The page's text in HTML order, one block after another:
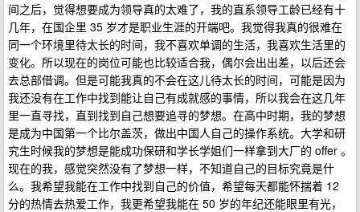
间之后，觉得想要成为领导真的太难了，我的直系领导工龄已经有十
几年，在国企里 35 岁才是职业生涯的开端吧。我觉得我真的很难在
同一个环境里待太长的时间，我不喜欢单调的生活，我喜欢生活里的
变化。所以现在的岗位可能也比较适合我，偶尔会出出差，以后还会
去总部借调。但是可能我真的不会在这儿待太长的时间，可能是因为
我还没有在工作中找到能让自己有成就感的事情，所以我会在这几年
里一直寻找，直到找到自己想要追寻的梦想。在高中时期，我的梦想
是成为中国第一个比尔盖茨，做出中国人自己的操作系统。大学和研
究生时候我的梦想是能成功保研和学长学姐们一样拿到大厂的 offer 。
现在的我，感觉突然没有了梦想一样，不知道自己的目标究竟是什
么。我希望我能在工作中找到自己的价值，希望每天都能怀揣着 12
分的热情去热爱工作，我更希望我能在 50 岁的年纪还能眼里有光，